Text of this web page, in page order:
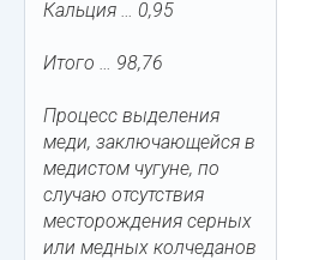
Кальция … 0,95
Итого … 98,76
Процесс выделения
меди, заключающейся в
медистом чугуне, по
случаю отсутствия
месторождения серных
или медных колчеданов